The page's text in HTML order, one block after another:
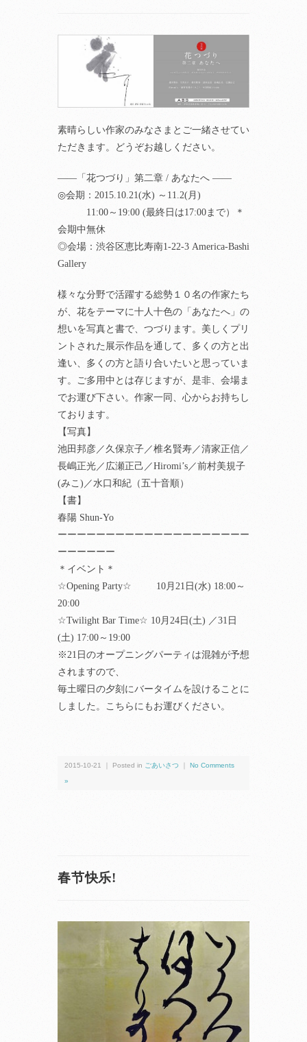
素晴らしい作家のみなさまとご一緒させてい
ただきます。どうぞお越しください。
——「花つづり」第二章 / あなたへ ——
◎会期：2015.10.21(水) ～11.2(月)
11:00～19:00 (最終日は17:00まで）＊
会期中無休
◎会場：渋谷区恵比寿南1-22-3 America-Bashi
Gallery
様々な分野で活躍する総勢１０名の作家たち
が、花をテーマに十人十色の「あなたへ」の
想いを写真と書で、つづります。美しくプリ
ントされた展示作品を通して、多くの方と出
逢い、多くの方と語り合いたいと思っていま
す。ご多用中とは存じますが、是非、会場ま
でお運び下さい。作家一同、心からお持ちし
ております。
【写真】
池田邦彦／久保京子／椎名賢寿／清家正信／
長嶋正光／広瀬正己／Hiromi’s／前村美規子
(みこ)／水口和紀（五十音順）
【書】
春陽 Shun-Yo
ーーーーーーーーーーーーーーーーーーーー
ーーーーーー
＊イベント＊
☆Opening Party☆ 10月21日(水) 18:00～
20:00
☆Twilight Bar Time☆ 10月24日(土) ／31日
(土) 17:00～19:00
※21日のオープニングパーティは混雑が予想
されますので、
毎土曜日の夕刻にバータイムを設けることに
しました。こちらにもお運びください。
2015-10-21 ｜ Posted in ごあいさつ No Comments
»
春节快乐!